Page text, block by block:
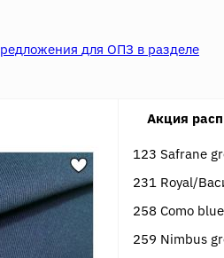
редложения для ОПЗ в разделе
Акция
123 Safrane
231 Royal/
258 Como
259 Nimbus